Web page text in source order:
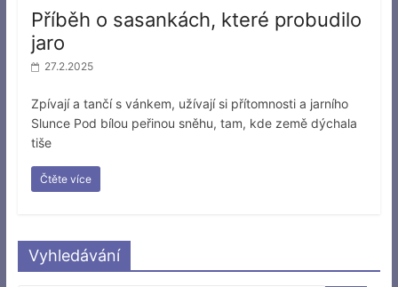
Příběh o sasankách, které probudilo
jaro
27.2.2025
Zpívají a tančí s vánkem, užívají si přítomnosti a jarního
Slunce Pod bílou peřinou sněhu, tam, kde země dýchala
tiše
Čtěte více
Vyhledávání